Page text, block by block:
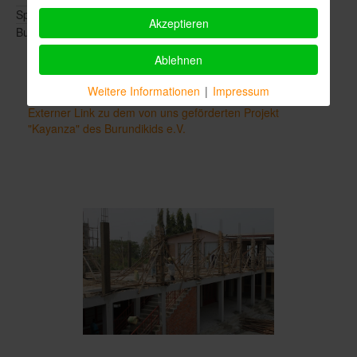
Spring of Help e.V.
Burundikids e.V.
Philipp Ziser
Externer Link zur Homepage des Burundikids e.V.
Externer Link zu dem von uns geförderten Projekt
"Kayanza" des Burundikids e.V.
Akzeptieren
Ablehnen
Weitere Informationen | Impressum